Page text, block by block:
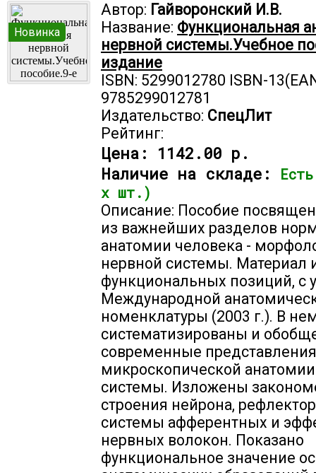
Новинка
Автор: Гайворонский И.В.
Название: Функциональная
нервной системы.Учебное
издание
ISBN: 5299012780 ISBN-
9785299012781
Издательство: СпецЛит
Рейтинг:
Цена: 1142.00 р.
Наличие на складе:
х шт.)
Описание: Пособие
из важнейших разделов
анатомии человека -
нервной системы. Материал
функциональных позиций, с
Международной
номенклатуры (2003 г.). В
систематизированы и
современные
микроскопической
системы. Изложены
строения нейрона,
системы афферентных и
нервных волокон. Показано
функциональное значение